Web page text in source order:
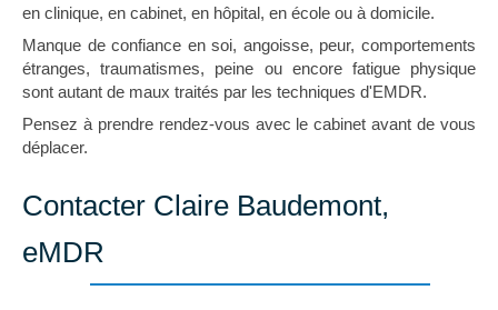
en clinique, en cabinet, en hôpital, en école ou à domicile.
Manque de confiance en soi, angoisse, peur, comportements
étranges, traumatismes, peine ou encore fatigue physique
sont autant de maux traités par les techniques d'EMDR.
Pensez à prendre rendez-vous avec le cabinet avant de vous
déplacer.
Contacter Claire Baudemont,
eMDR